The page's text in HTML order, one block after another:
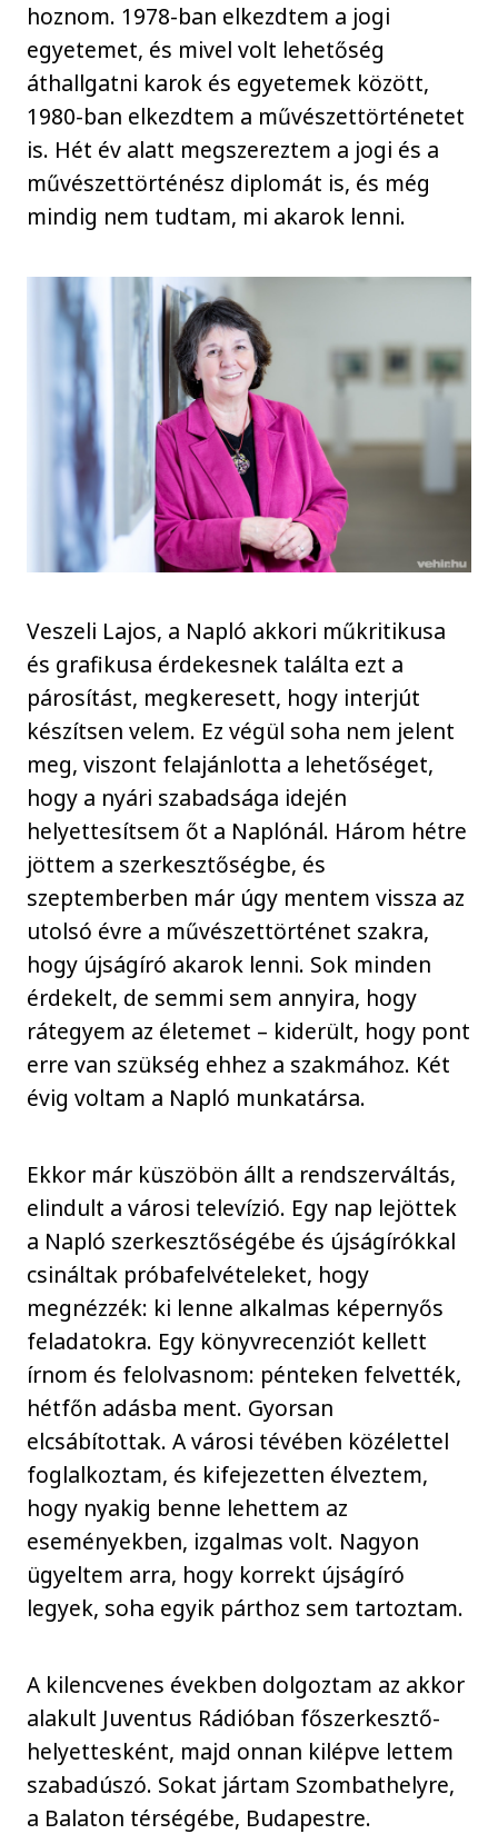
hoznom. 1978-ban elkezdtem a jogi
egyetemet, és mivel volt lehetőség
áthallgatni karok és egyetemek között,
1980-ban elkezdtem a művészettörténetet
is. Hét év alatt megszereztem a jogi és a
művészettörténész diplomát is, és még
mindig nem tudtam, mi akarok lenni.
Veszeli Lajos, a Napló akkori műkritikusa
és grafikusa érdekesnek találta ezt a
párosítást, megkeresett, hogy interjút
készítsen velem. Ez végül soha nem jelent
meg, viszont felajánlotta a lehetőséget,
hogy a nyári szabadsága idején
helyettesítsem őt a Naplónál. Három hétre
jöttem a szerkesztőségbe, és
szeptemberben már úgy mentem vissza az
utolsó évre a művészettörténet szakra,
hogy újságíró akarok lenni. Sok minden
érdekelt, de semmi sem annyira, hogy
rátegyem az életemet – kiderült, hogy pont
erre van szükség ehhez a szakmához. Két
évig voltam a Napló munkatársa.
Ekkor már küszöbön állt a rendszerváltás,
elindult a városi televízió. Egy nap lejöttek
a Napló szerkesztőségébe és újságírókkal
csináltak próbafelvételeket, hogy
megnézzék: ki lenne alkalmas képernyős
feladatokra. Egy könyvrecenziót kellett
írnom és felolvasnom: pénteken felvették,
hétfőn adásba ment. Gyorsan
elcsábítottak. A városi tévében közélettel
foglalkoztam, és kifejezetten élveztem,
hogy nyakig benne lehettem az
eseményekben, izgalmas volt. Nagyon
ügyeltem arra, hogy korrekt újságíró
legyek, soha egyik párthoz sem tartoztam.
A kilencvenes években dolgoztam az akkor
alakult Juventus Rádióban főszerkesztő-
helyettesként, majd onnan kilépve lettem
szabadúszó. Sokat jártam Szombathelyre,
a Balaton térségébe, Budapestre.